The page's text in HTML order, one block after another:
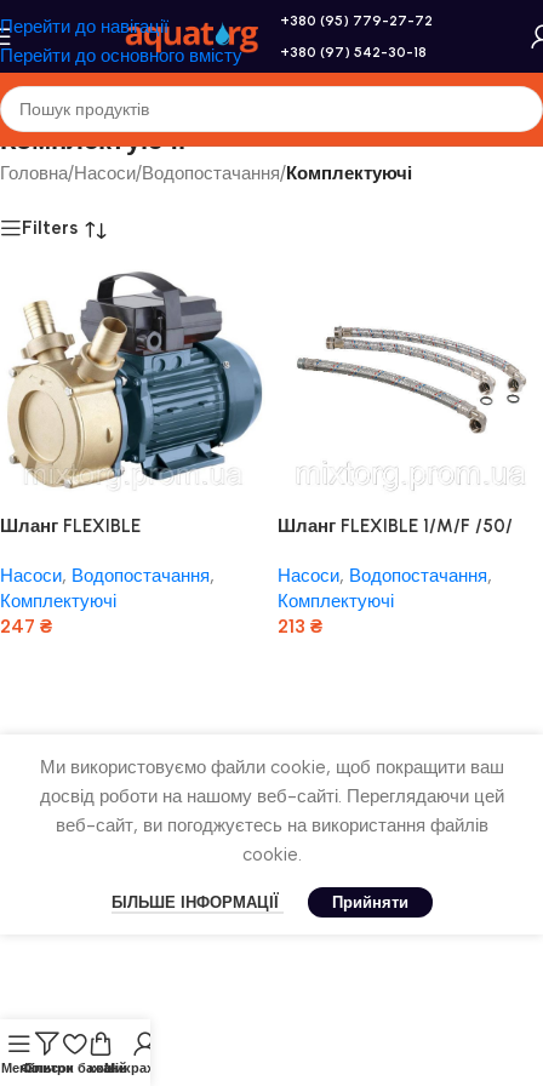
Перейти до навігації
Перейти до основного вмісту
+380 (95) 779-27-72
+380 (97) 542-30-18
Комплектуючі
Головна/Насоси/Водопостачання/Комплектуючі
Filters
Шланг FLEXIBLE
Насоси, Водопостачання,
Комплектуючі
247 ₴
Шланг FLEXIBLE 1/M/F /50/
Насоси, Водопостачання,
Комплектуючі
213 ₴
МенюФільтри
Список бажань
кошик
Мій рахунок
Ми використовуємо файли cookie, щоб покращити ваш
досвід роботи на нашому веб-сайті. Переглядаючи цей
веб-сайт, ви погоджуєтесь на використання файлів
cookie.
БІЛЬШЕ ІНФОРМАЦІЇ Прийняти